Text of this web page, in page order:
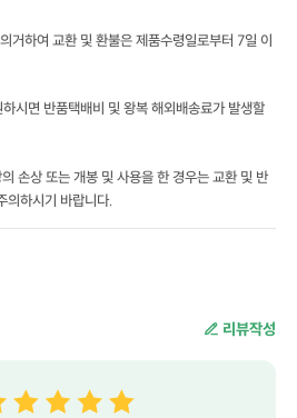
거하여 교환 및 환불은 제품수령일로부터 7일 이
시면 반품택배비 및 왕복 해외배송료가 발생할
손상 또는 개봉 및 사용을 한 경우는 교환 및 반
의하시기 바랍니다.
리뷰작성